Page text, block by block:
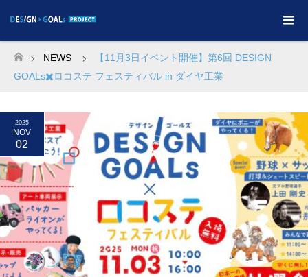
ホーム
NEWS
【11月3日イベント開催】第6回 DESIGN
GOALs✖️ロコステ フェスティバル in ダイヤ工業
2025
NOV
02